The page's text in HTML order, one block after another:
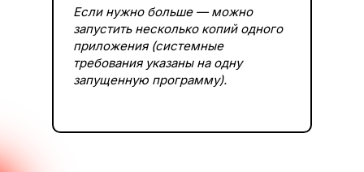
Если нужно больше — можно
запустить несколько копий одного
приложения (системные
требования указаны на одну
запущенную программу).